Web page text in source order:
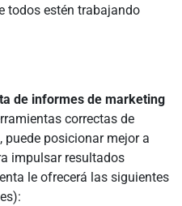
todos estén trabajando
de informes de marketing
correctas de
posicionar mejor a
impulsar resultados
le ofrecerá las siguientes